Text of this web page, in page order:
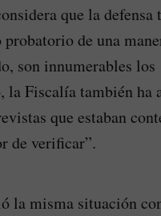
que la defensa
de una
son innumerables los
la Fiscalía también ha
que estaban
de verificar”.
la misma situación